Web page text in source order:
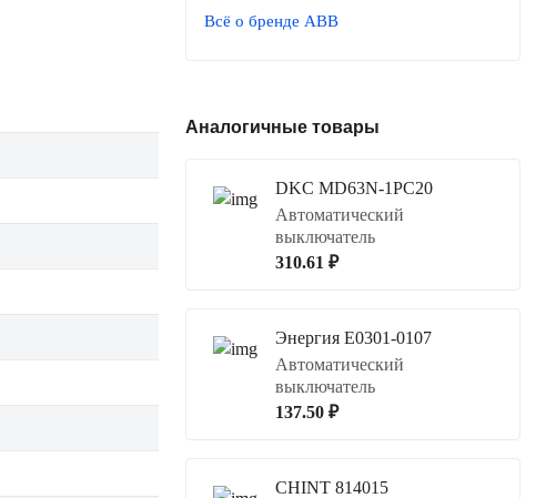
Всё о бренде ABB
Аналогичные товары
DKC MD63N-1PC20
Автоматический
выключатель
310.61 ₽
Энергия Е0301-0107
Автоматический
выключатель
137.50 ₽
CHINT 814015